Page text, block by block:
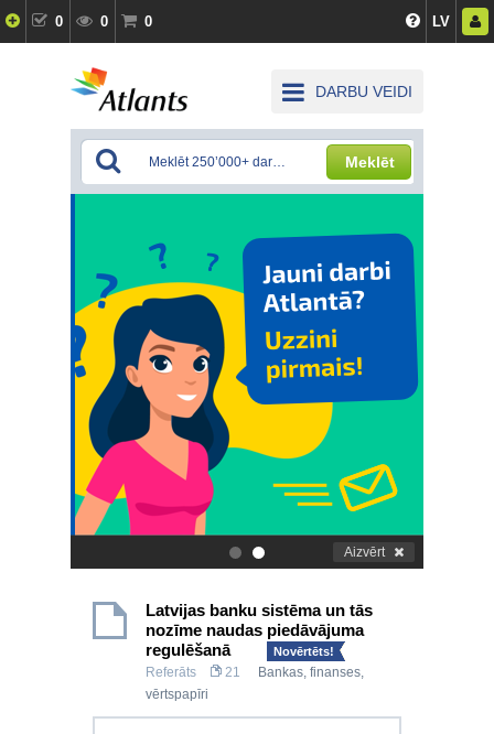
0 0 0 LV
DARBU VEIDI
Meklēt
. Aizvērt
Latvijas banku sistēma un tās
nozīme naudas piedāvājuma
regulēšanā
Novērtēts!
Referāts 21
Bankas, finanses,
vērtspapīri